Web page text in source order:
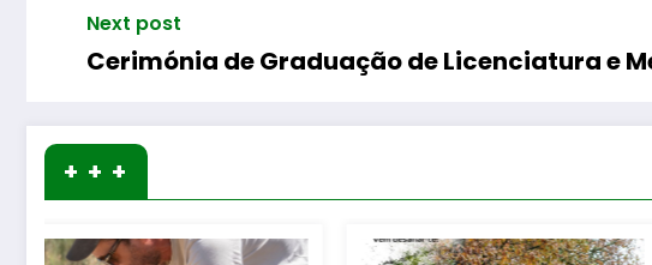
Next post
Cerimónia de Graduação de Licenciatura e
+ + +